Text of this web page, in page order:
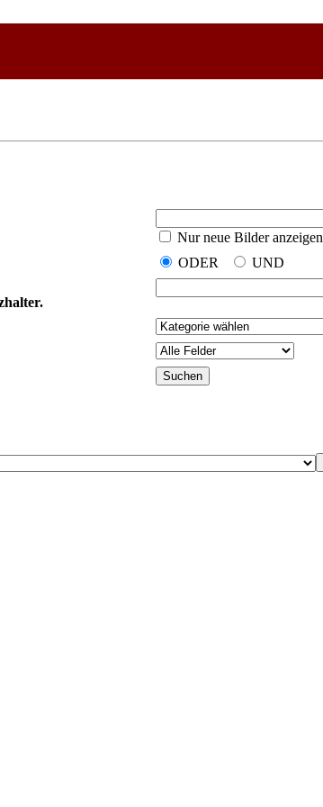
Nur neue Bilder anzeigen
ODER
UND